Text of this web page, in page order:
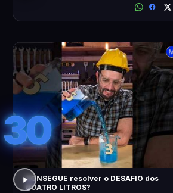
30
CONSEGUE resolver o DESAFIO dos
QUATRO LITROS?